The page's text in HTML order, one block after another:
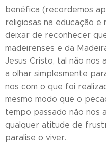
benéfica (recordemos
religiosas na educação e
deixar de reconhecer
madeirenses e da
Jesus Cristo, tal não nos
a olhar simplesmente
nos com o que foi
mesmo modo que o
tempo passado não nos
qualquer atitude de
paralise o viver.